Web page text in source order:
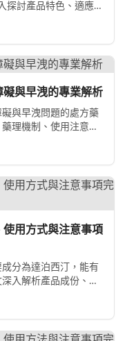
探討產品特色、適應
與早洩的專業解析
與早洩問題的處方藥
理機制、使用注意事
用方式與注意事項
分為達泊西汀，能有
入解析產品成份、功